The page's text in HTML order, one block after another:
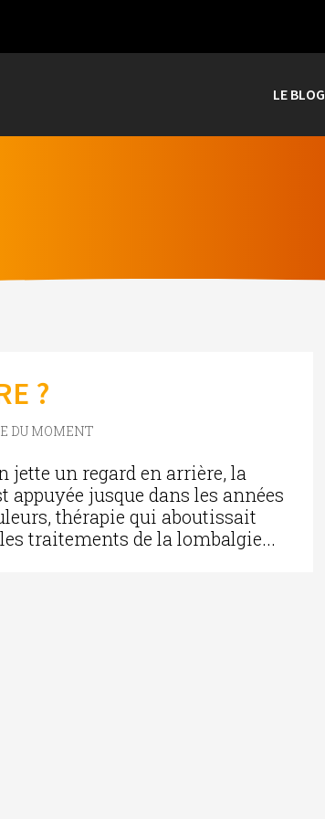
LE BLOG
?
DU MOMENT
jette un regard en arrière, la
appuyée jusque dans les années
thérapie qui aboutissait
traitements de la lombalgie...